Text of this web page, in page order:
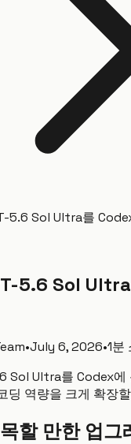
5.6 Sol Ultra를
5.6 Sol
•July 6, 2026•1분
Sol Ultra를 Codex에
딩 역량을 크게 확장
할 만한 업그